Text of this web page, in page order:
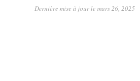
Dernière mise à jour le mars 26, 2025